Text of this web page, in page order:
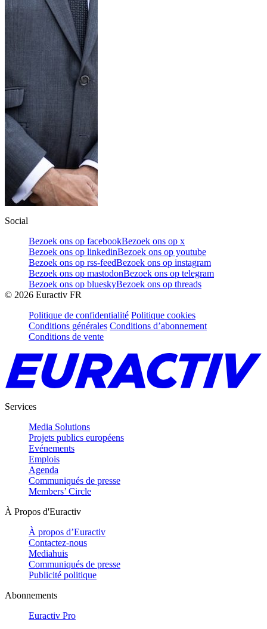
Social
Bezoek ons op facebookBezoek ons op x
Bezoek ons op linkedinBezoek ons op youtube
Bezoek ons op rss-feedBezoek ons op instagram
Bezoek ons op mastodonBezoek ons op telegram
Bezoek ons op blueskyBezoek ons op threads
© 2026 Euractiv FR
Politique de confidentialité Politique cookies
Conditions générales Conditions d’abonnement
Conditions de vente
Services
Media Solutions
Projets publics européens
Evénements
Emplois
Agenda
Communiqués de presse
Members’ Circle
À Propos d'Euractiv
À propos d’Euractiv
Contactez-nous
Mediahuis
Communiqués de presse
Publicité politique
Abonnements
Euractiv Pro